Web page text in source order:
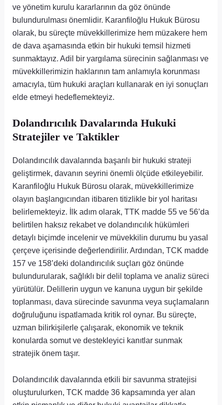
ve yönetim kurulu kararlarının da göz önünde
bulundurulması önemlidir. Karanfiloğlu Hukuk Bürosu
olarak, bu süreçte müvekkillerimize hem müzakere hem
de dava aşamasında etkin bir hukuki temsil hizmeti
sunmaktayız. Adil bir yargılama sürecinin sağlanması ve
müvekkillerimizin haklarının tam anlamıyla korunması
amacıyla, tüm hukuki araçları kullanarak en iyi sonuçları
elde etmeyi hedeflemekteyiz.
Dolandırıcılık Davalarında Hukuki
Stratejiler ve Taktikler
Dolandırıcılık davalarında başarılı bir hukuki strateji
geliştirmek, davanın seyrini önemli ölçüde etkileyebilir.
Karanfiloğlu Hukuk Bürosu olarak, müvekkillerimize
olayın başlangıcından itibaren titizlikle bir yol haritası
belirlemekteyiz. İlk adım olarak, TTK madde 55 ve 56’da
belirtilen haksız rekabet ve dolandırıcılık hükümleri
detaylı biçimde incelenir ve müvekkilin durumu bu yasal
çerçeve içerisinde değerlendirilir. Ardından, TCK madde
157 ve 158’deki dolandırıcılık suçları göz önünde
bulundurularak, sağlıklı bir delil toplama ve analiz süreci
yürütülür. Delillerin uygun ve kanuna uygun bir şekilde
toplanması, dava sürecinde savunma veya suçlamaların
doğruluğunu ispatlamada kritik rol oynar. Bu süreçte,
uzman bilirkişilerle çalışarak, ekonomik ve teknik
konularda somut ve destekleyici kanıtlar sunmak
stratejik önem taşır.
Dolandırıcılık davalarında etkili bir savunma stratejisi
oluşturulurken, TCK madde 36 kapsamında yer alan